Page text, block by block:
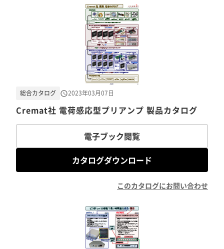
Cremat社 電荷感応型プリアンプ 製品カタログ
総合カタログ 2023年03月07日
電子ブック閲覧
カタログダウンロード
このカタログにお問い合わせ